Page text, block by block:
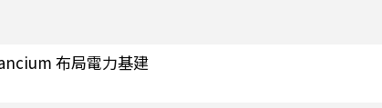
布局電力基建